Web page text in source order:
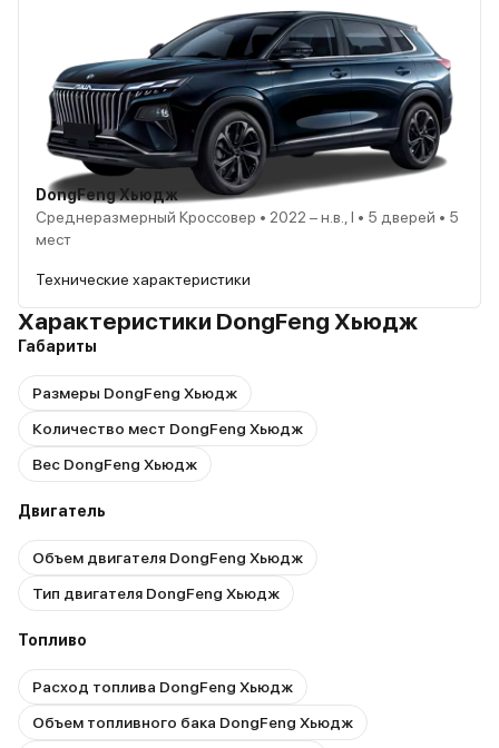
DongFeng Хьюдж
Среднеразмерный Кроссовер • 2022 – н.в., I • 5 дверей • 5
мест
Технические характеристики
Характеристики DongFeng Хьюдж
Габариты
Размеры DongFeng Хьюдж
Количество мест DongFeng Хьюдж
Вес DongFeng Хьюдж
Двигатель
Объем двигателя DongFeng Хьюдж
Тип двигателя DongFeng Хьюдж
Топливо
Расход топлива DongFeng Хьюдж
Объем топливного бака DongFeng Хьюдж